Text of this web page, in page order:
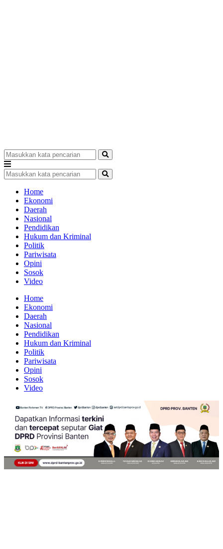
Home
Ekonomi
Daerah
Nasional
Pendidikan
Hukum dan Kriminal
Politik
Pariwisata
Opini
Sosok
Video
Home
Ekonomi
Daerah
Nasional
Pendidikan
Hukum dan Kriminal
Politik
Pariwisata
Opini
Sosok
Video